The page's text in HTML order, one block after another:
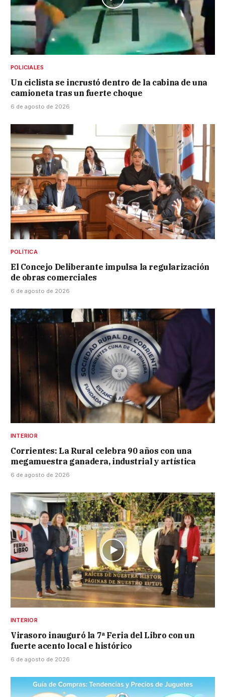
POLICIALES
Un ciclista se incrustó dentro de la cabina de una
camioneta tras un fuerte choque
6 de agosto de 2026
POLÍTICA
El Concejo Deliberante impulsa la regularización
de obras comerciales
6 de agosto de 2026
INTERIOR
Corrientes: La Rural celebra 90 años con una
megamuestra ganadera, industrial y artística
6 de agosto de 2026
INTERIOR
Virasoro inauguró la 7ª Feria del Libro con un
fuerte acento local e histórico
6 de agosto de 2026